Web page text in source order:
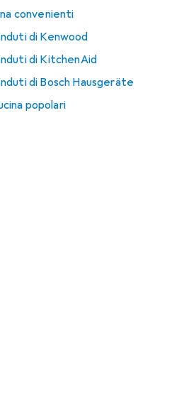
convenienti
di Kenwood
di KitchenAid
di Bosch Hausgeräte
popolari